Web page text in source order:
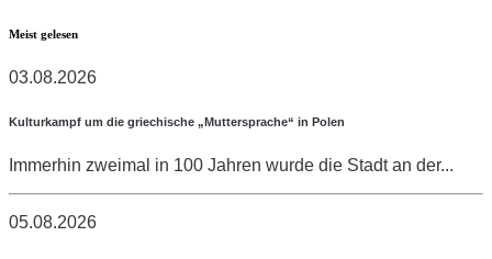
Meist gelesen
03.08.2026
Kulturkampf um die griechische „Muttersprache“ in Polen
Immerhin zweimal in 100 Jahren wurde die Stadt an der...
05.08.2026